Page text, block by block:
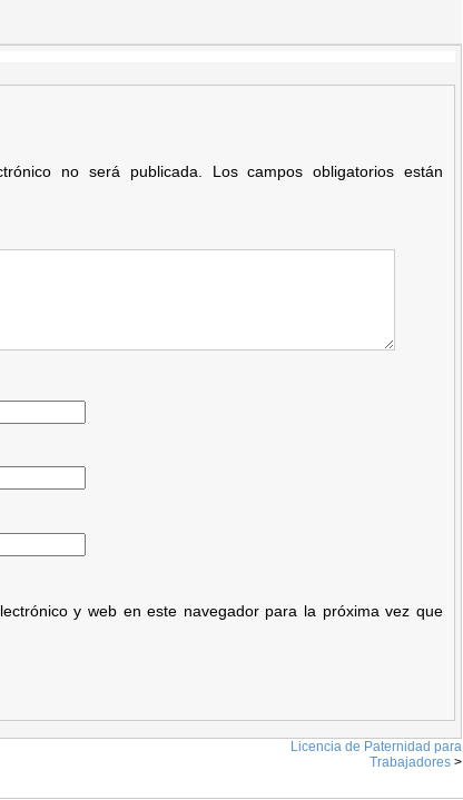
no será publicada.
Los campos obligatorios están
y web en este navegador para la próxima vez que
Licencia de Paternidad para
Trabajadores >